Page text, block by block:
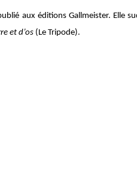
aux éditions Gallmeister. Elle
et d’os (Le Tripode).